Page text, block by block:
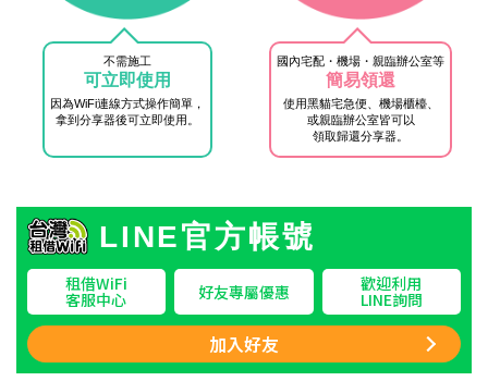
不需施工
可立即使用
因為WiFi連線方式操作簡單，
拿到分享器後可立即使用。
國內宅配・機場・親臨辦公室等
簡易領還
使用黑貓宅急便、機場櫃檯、
或親臨辦公室皆可以
領取歸還分享器。
LINE官方帳號
租借WiFi
客服中心 好友專屬優惠 歡迎利用
LINE詢問
加入好友